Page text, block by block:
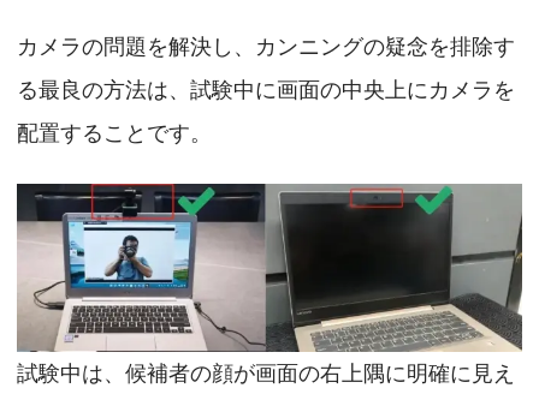
カメラの問題を解決し、カンニングの疑念を排除す
る最良の方法は、試験中に画面の中央上にカメラを
配置することです。
試験中は、候補者の顔が画面の右上隅に明確に見え